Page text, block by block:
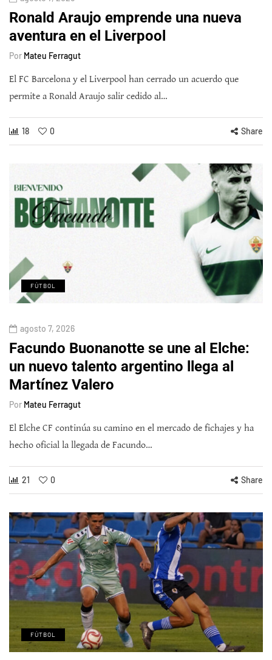
Ronald Araujo emprende una nueva
aventura en el Liverpool
Por Mateu Ferragut
El FC Barcelona y el Liverpool han cerrado un acuerdo que
permite a Ronald Araujo salir cedido al…
18 0 Share
FÚTBOL
agosto 7, 2026
Facundo Buonanotte se une al Elche:
un nuevo talento argentino llega al
Martínez Valero
Por Mateu Ferragut
El Elche CF continúa su camino en el mercado de fichajes y ha
hecho oficial la llegada de Facundo…
21 0 Share
FÚTBOL